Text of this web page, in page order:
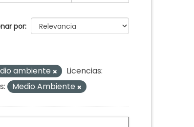
por
ambiente
Licencias:
Medio Ambiente